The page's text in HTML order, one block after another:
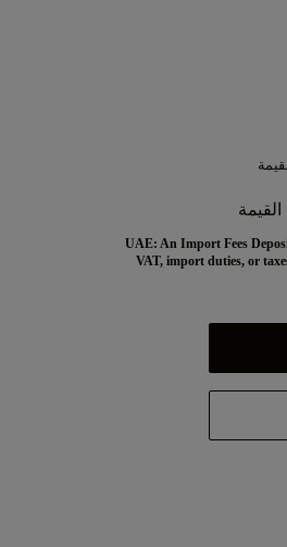
UAE: An Import Fees
VAT, import duties, or